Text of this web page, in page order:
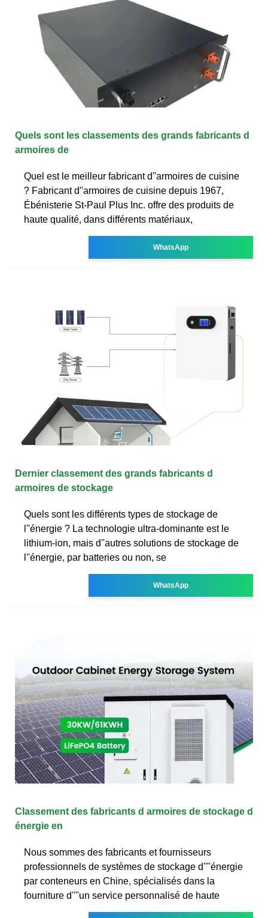
Quels sont les classements des grands fabricants d
armoires de
Quel est le meilleur fabricant d''armoires de cuisine
? Fabricant d''armoires de cuisine depuis 1967,
Ébénisterie St-Paul Plus Inc. offre des produits de
haute qualité, dans différents matériaux,
WhatsApp
Dernier classement des grands fabricants d
armoires de stockage
Quels sont les différents types de stockage de
l''énergie ? La technologie ultra-dominante est le
lithium-ion, mais d''autres solutions de stockage de
l''énergie, par batteries ou non, se
WhatsApp
Classement des fabricants d armoires de stockage d
énergie en
Nous sommes des fabricants et fournisseurs
professionnels de systèmes de stockage d''''énergie
par conteneurs en Chine, spécialisés dans la
fourniture d''''un service personnalisé de haute